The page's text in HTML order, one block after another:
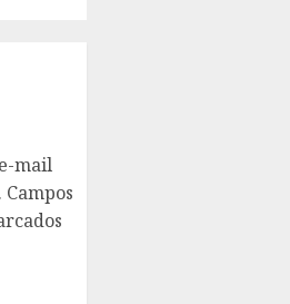
mail
Campos